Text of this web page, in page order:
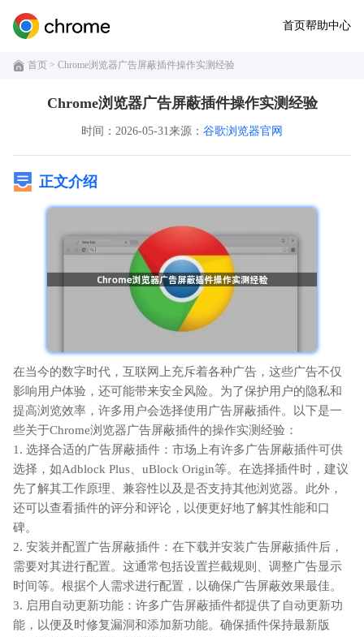
首页帮助中心
首页 > Chrome浏览器广告屏蔽插件操作实测经验
Chrome浏览器广告屏蔽插件操作实测经验
时间：2026-05-31来源： 谷歌浏览器官网
正文介绍
在当今的数字时代，互联网上充斥着各种广告，这些广告不仅
影响用户体验，还可能带来安全风险。为了保护用户的隐私和
提高浏览效率，许多用户会选择使用广告屏蔽插件。以下是一
些关于Chrome浏览器广告屏蔽插件的操作实测经验：
1. 选择合适的广告屏蔽插件：市场上有许多广告屏蔽插件可供
选择，如Adblock Plus、uBlock Origin等。在选择插件时，建议
先了解其工作原理、兼容性以及是否支持其他浏览器。此外，
还可以查看插件的评分和评论，以便更好地了解其性能和口
碑。
2. 安装并配置广告屏蔽插件：在下载并安装广告屏蔽插件后，
需要对其进行配置。这通常包括设置拦截规则、调整广告显示
时间等。根据个人需求进行配置，以确保广告屏蔽效果最佳。
3. 启用自动更新功能：许多广告屏蔽插件都提供了自动更新功
能，以便及时修复漏洞和添加新功能。确保插件保持最新版